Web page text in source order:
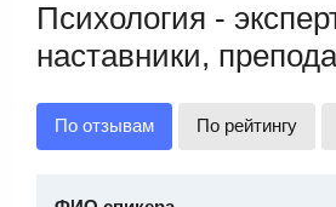
Психология -
наставники,
По отзывам По рейтингу